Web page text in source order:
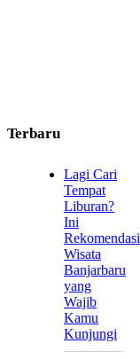
Terbaru
Lagi Cari
Tempat
Liburan?
Ini
Rekomendasi
Wisata
Banjarbaru
yang
Wajib
Kamu
Kunjungi